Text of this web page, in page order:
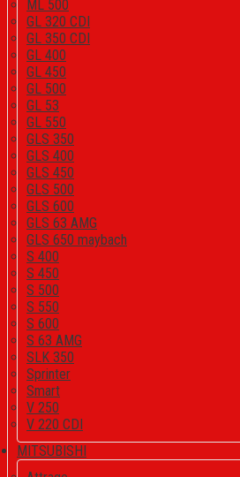
ML 500
GL 320 CDI
GL 350 CDI
GL 400
GL 450
GL 500
GL 53
GL 550
GLS 350
GLS 400
GLS 450
GLS 500
GLS 600
GLS 63 AMG
GLS 650 maybach
S 400
S 450
S 500
S 550
S 600
S 63 AMG
SLK 350
Sprinter
Smart
V 250
V 220 CDI
MITSUBISHI